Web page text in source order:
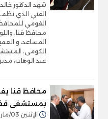
شهد الدكتور
الفني الذي
القومي
محافظ قنا،
المساعد، و
الكومى،
عبد الوهاب،
محافظ قنا
بمستشفى
الإثنين 03/مارس/2025 - 04:16 م